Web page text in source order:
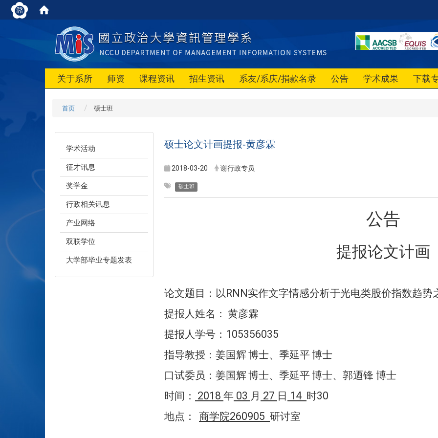
关于系所 师资 课程资讯 招生资讯 系友/系庆/捐款名录 公告 学术成果 下载
首页 硕士班
学术活动
征才讯息
奖学金
行政相关讯息
产业网络
双联学位
大学部毕业专题发表
硕士论文计画提报-黄彦霖
2018-03-20 谢行政专员
硕士班
公告
提报论文计画
论文题目：以RNN实作文字情感分析于光电类股价指数趋势
提报人姓名： 黄彦霖
提报人学号： 105356035
指导教授：姜国辉 博士、季延平博士
口试委员：姜国辉 博士、季延平博士、 郭迺锋 博士
时间：
2018 年 03 月 27 日 14 时30
地点： 商学院260905 研讨室